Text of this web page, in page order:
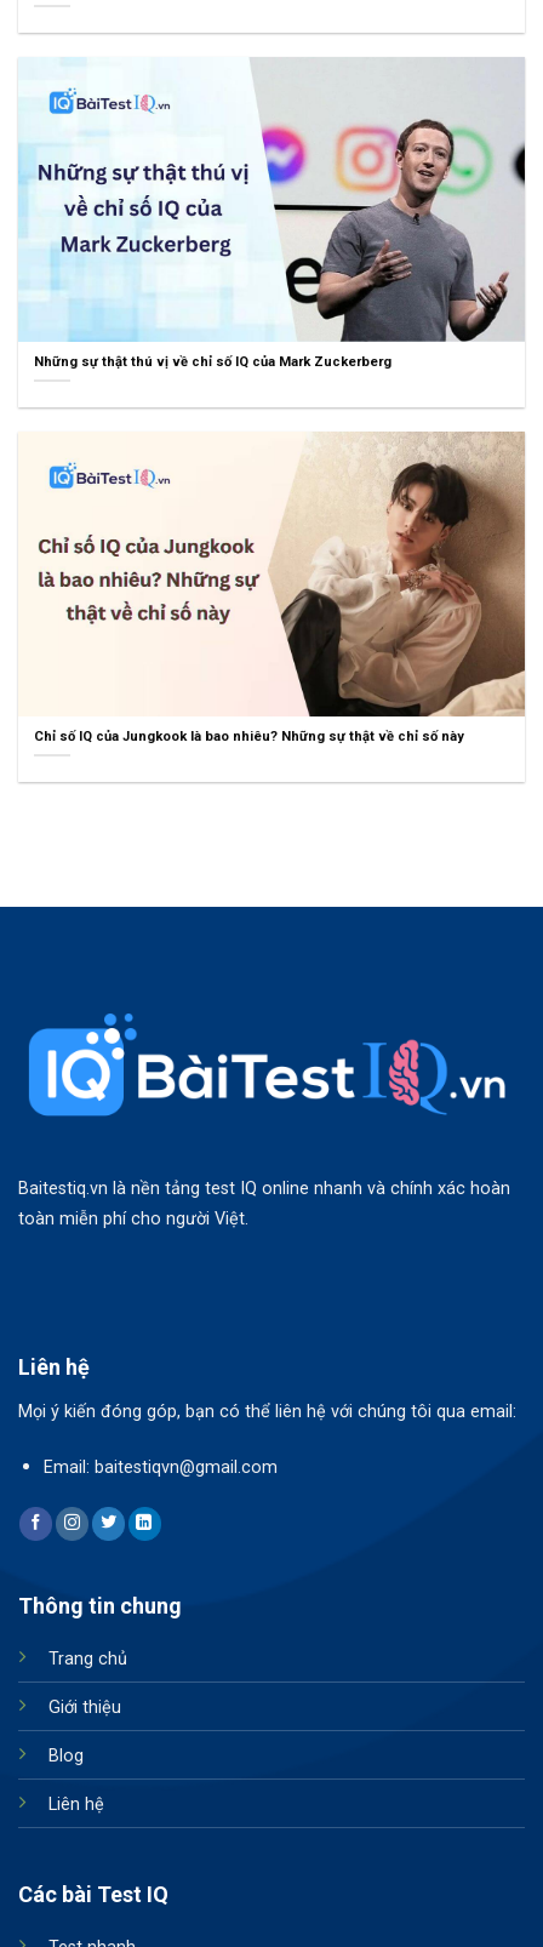
Những sự thật thú vị về chỉ số IQ của Mark Zuckerberg
Chỉ số IQ của Jungkook là bao nhiêu? Những sự thật về chỉ số này
Baitestiq.vn là nền tảng test IQ online nhanh và chính xác hoàn
toàn miễn phí cho người Việt.
Thông tin chung
Trang chủ
Giới thiệu
Blog
Liên hệ
Các bài Test IQ
Liên hệ
Mọi ý kiến đóng góp, bạn có thể liên hệ với chúng tôi qua email:
Email: baitestiqvn@gmail.com